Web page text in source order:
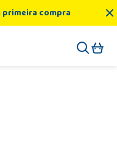
primeira compra